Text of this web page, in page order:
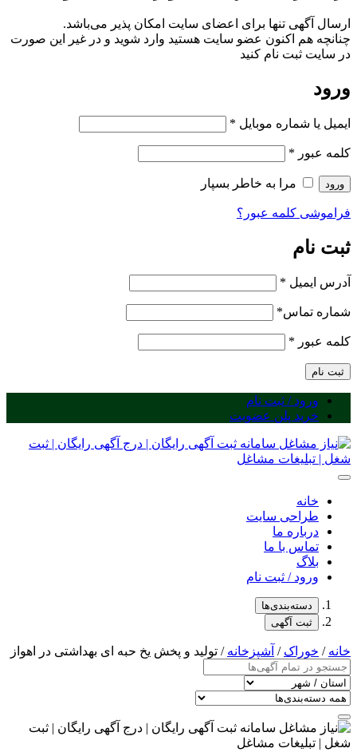
ارسال آگهی تنها برای اعضای سایت امکان پذیر می‌باشد.
چنانچه هم‌ اکنون عضو سایت هستید وارد شوید و در غیر این صورت
در سایت ثبت نام کنید
ورود
ایمیل یا شماره موبایل *
کلمه عبور *
ورود مرا به خاطر بسپار
فراموشی کلمه عبور؟
ثبت نام
آدرس ایمیل *
شماره تماس*
کلمه عبور *
ثبت نام
ورود / ثبت نام
خرید پلن عضویت
خانه
طراحی سایت
درباره ما
تماس با ما
بلاگ
ورود / ثبت نام
دسته‌بندی‌ها
ثبت آگهی
خانه/ خوراک/ آشپزخانه/ تولید و پخش یخ حبه ای بهداشتی در اهواز